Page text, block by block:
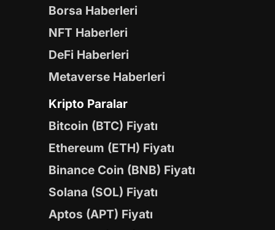
Borsa Haberleri
NFT Haberleri
DeFi Haberleri
Metaverse Haberleri
Kripto Paralar
Bitcoin (BTC) Fiyatı
Ethereum (ETH) Fiyatı
Binance Coin (BNB) Fiyatı
Solana (SOL) Fiyatı
Aptos (APT) Fiyatı